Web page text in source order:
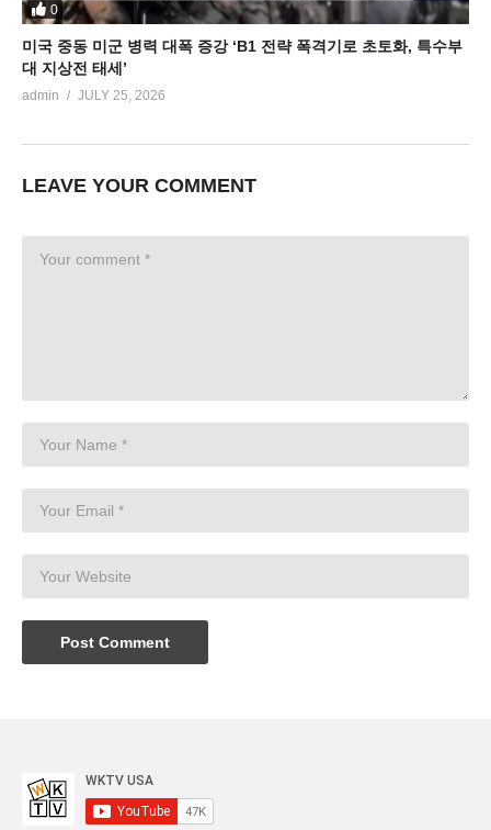
0
미국 중동 미군 병력 대폭 증강 ‘B1 전략 폭격기로 초토화, 특수부
대 지상전 태세’
admin JULY 25, 2026
LEAVE YOUR COMMENT